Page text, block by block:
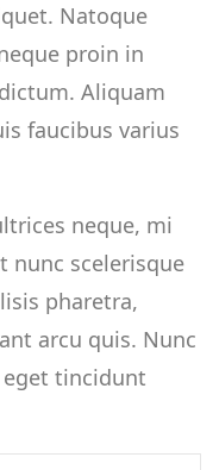
Natoque
proin in
Aliquam
faucibus varius
neque, mi
nunc scelerisque
pharetra,
arcu quis. Nunc
tincidunt